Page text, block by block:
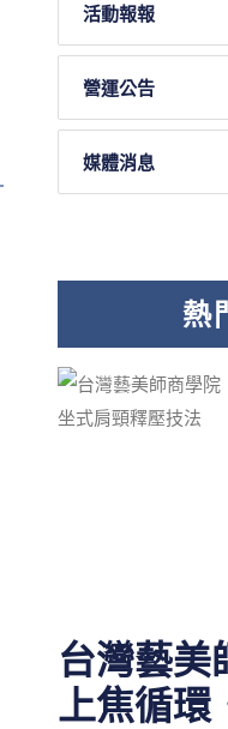
活動報報
營運公告
媒體消息
熱
台灣藝美
上焦循環